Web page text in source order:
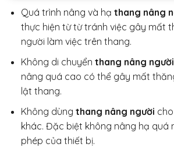
Quá trình nâng và hạ thang nâng
thực hiện từ từ tránh việc gây mất
người làm việc trên thang.
Không di chuyển thang nâng người
nâng quá cao có thể gây mất
lật thang.
Không dùng thang nâng người
khác. Đặc biệt không nâng hạ quá
phép của thiết bị.